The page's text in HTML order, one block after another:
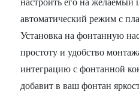
настроить его на желаемый
автоматический режим с
Установка на фонтанную
простоту и удобство
интеграцию с фонтанной
добавит в ваш фонтан